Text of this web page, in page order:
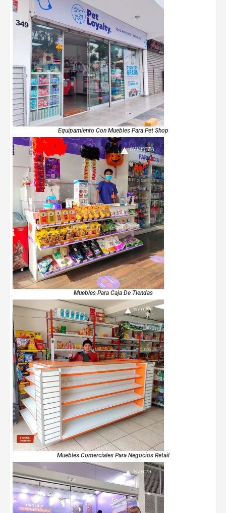
Equipamiento Con Muebles Para Pet Shop
Muebles Para Caja De Tiendas
Muebles Comerciales Para Negocios Retail